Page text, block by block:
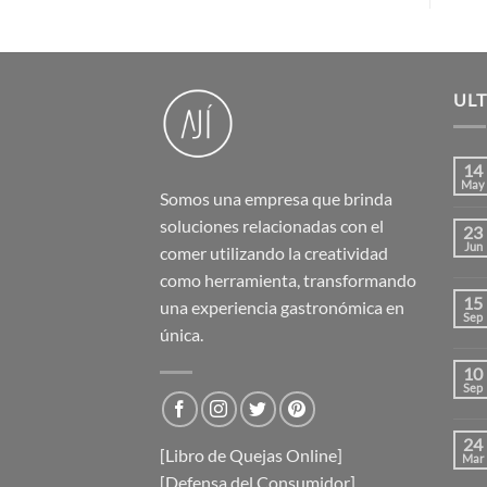
Somos una empresa que brinda
soluciones relacionadas con el
comer utilizando la creatividad
como herramienta, transformando
una experiencia gastronómica en
única.
[Libro de Quejas Online]
[Defensa del Consumidor]
14
May
23
Jun
15
Sep
10
Sep
24
Mar